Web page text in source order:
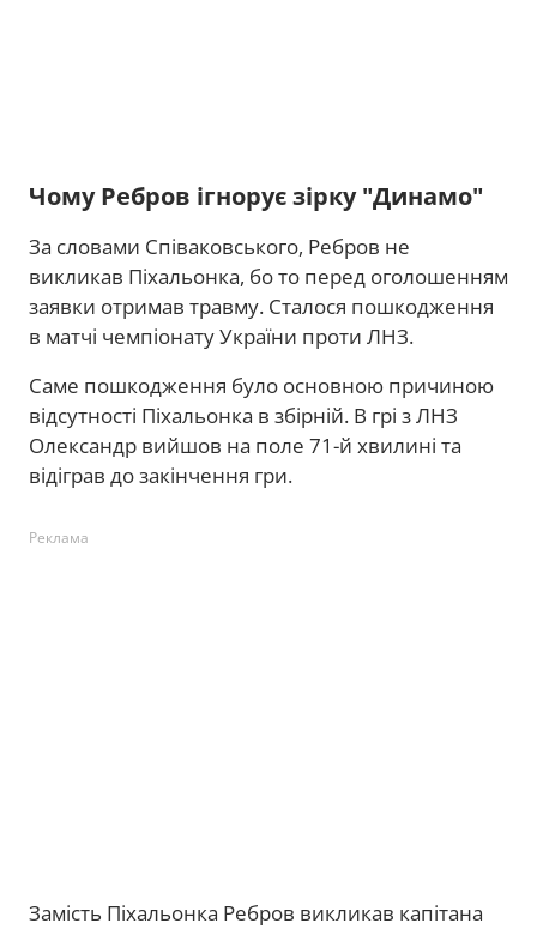
Чому Ребров ігнорує зірку "Динамо"
За словами Співаковського, Ребров не
викликав Піхальонка, бо то перед оголошенням
заявки отримав травму. Сталося пошкодження
в матчі чемпіонату України проти ЛНЗ.
Саме пошкодження було основною причиною
відсутності Піхальонка в збірній. В грі з ЛНЗ
Олександр вийшов на поле 71-й хвилині та
відіграв до закінчення гри.
Реклама
Замість Піхальонка Ребров викликав капітана